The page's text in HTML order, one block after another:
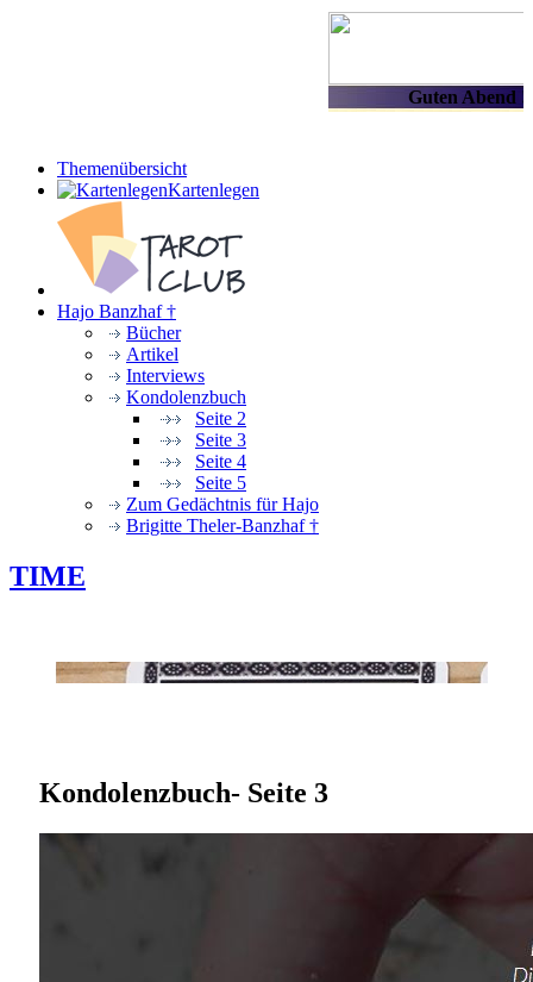
Themenübersicht
Kartenlegen
Hajo Banzhaf †
Bücher
Artikel
Interviews
Kondolenzbuch
Seite 2
Seite 3
Seite 4
Seite 5
Zum Gedächtnis für Hajo
Brigitte Theler-Banzhaf †
TIME
Kondolenzbuch- Seite 3